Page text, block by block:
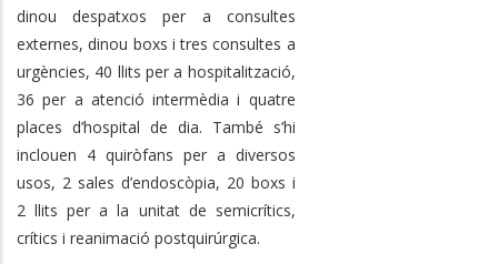
dinou despatxos per a consultes
externes, dinou boxs i tres consultes a
urgències, 40 llits per a hospitalització,
36 per a atenció intermèdia i quatre
places d’hospital de dia. També s’hi
inclouen 4 quiròfans per a diversos
usos, 2 sales d’endoscòpia, 20 boxs i
2 llits per a la unitat de semicrítics,
crítics i reanimació postquirúrgica.